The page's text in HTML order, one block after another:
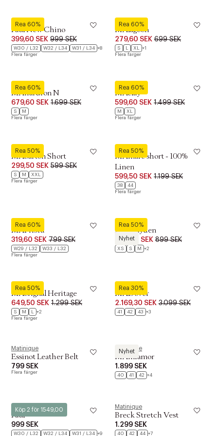
Rea 60%
Matinique
Paul New Chino
399,60 SEK 999 SEK
W30 / L32 W32 / L34 W31 / L34 +8
Flera färger
Rea 60%
Matinique
MAlagoon
279,60 SEK 699 SEK
S L XL +1
Flera färger
Rea 60%
Matinique
MAhardron N
679,60 SEK 1.699 SEK
S
M
Flera färger
Rea 60%
Matinique
MAclay
599,60 SEK 1.499 SEK
M
XL
Flera färger
Rea 50%
Matinique
MAbarton Short
299,50 SEK 599 SEK
S M
XXL
Flera färger
Rea 50%
Matinique
MAmarc short - 100%
Linen
599,50 SEK 1.199 SEK
38
44
Flera färger
Rea 60%
Matinique
MAPristu
319,60 SEK 799 SEK
W29 / L32
W33 / L32
Flera färger
Rea 50%
Nyhet
Matinique
MABrayden
449,50 SEK 899 SEK
XS S M +2
Rea 50%
Matinique
MAorignal Heritage
649,50 SEK 1.299 SEK
S M L +2
Flera färger
Rea 30%
Matinique
MADover
2.169,30 SEK 3.099 SEK
41 42 43 +3
Matinique
Essinot Leather Belt
799 SEK
Flera färger
Nyhet
Matinique
MAmiamor
1.899 SEK
40 41 42 +4
Köp 2 för 1549,00
Matinique
Paul
999 SEK
W30 / L32 W32 / L34 W31 / L34 +9
Matinique
Breck Stretch Vest
1.299 SEK
40 42 44 +7